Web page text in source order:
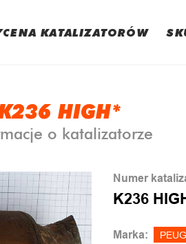
KATALIZATORÓW
HIGH*
o katalizatorze
Numer
K236
Marka: